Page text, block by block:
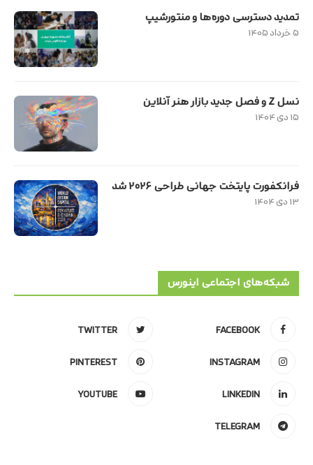
تمدید دسترسی دوره‌ها و منتورشیپ
۵ خرداد ۱۴۰۵
نسل Z و فصل جدید بازار هنر آنلاین
۱۵ دی ۱۴۰۴
فرانکفورت پایتخت جهانی طراحی ۲۰۲۶ شد
۱۳ دی ۱۴۰۴
شبکه‌های اجتماعی اینورس
FACEBOOK
TWITTER
INSTAGRAM
PINTEREST
LINKEDIN
YOUTUBE
TELEGRAM